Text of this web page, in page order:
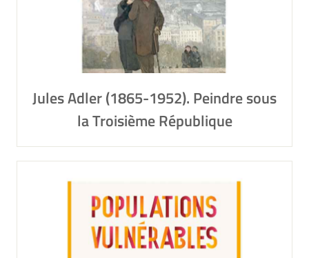
Jules Adler (1865-1952). Peindre sous
la Troisième République